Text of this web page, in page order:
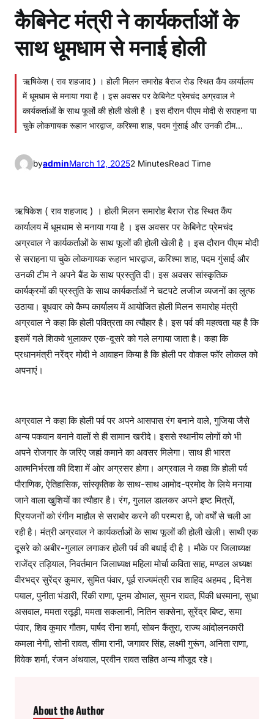
कैबिनेट मंत्री ने कार्यकर्ताओं के
साथ धूमधाम से मनाई होली
ऋषिकेश ( राव शहजाद ) । होली मिलन समारोह बैराज रोड स्थित कैंप कार्यालय
में धूमधाम से मनाया गया है । इस अवसर पर केबिनेट प्रेमचंद अग्रवाल ने
कार्यकर्ताओं के साथ फूलों की होली खेली है । इस दौरान पीएम मोदी से सराहना पा
चुके लोकगायक रूहान भारद्वाज, करिश्मा शाह, पदम गुंसाई और उनकी टीम…
byadminMarch 12, 20252 MinutesRead Time
ऋषिकेश ( राव शहजाद ) । होली मिलन समारोह बैराज रोड स्थित कैंप
कार्यालय में धूमधाम से मनाया गया है । इस अवसर पर केबिनेट प्रेमचंद
अग्रवाल ने कार्यकर्ताओं के साथ फूलों की होली खेली है । इस दौरान पीएम मोदी
से सराहना पा चुके लोकगायक रूहान भारद्वाज, करिश्मा शाह, पदम गुंसाई और
उनकी टीम ने अपने बैंड के साथ प्रस्तुति दी। इस अवसर सांस्कृतिक
कार्यक्रमों की प्रस्तुति के साथ कार्यकर्ताओं ने चटपटे लजीज व्यजनों का लुत्फ
उठाया। बुधवार को कैम्प कार्यालय में आयोजित होली मिलन समारोह मंत्री
अग्रवाल ने कहा कि होली पवित्रता का त्यौहार है। इस पर्व की महत्वता यह है कि
इसमें गले शिकवे भुलाकर एक-दूसरे को गले लगाया जाता है। कहा कि
प्रधानमंत्री नरेंद्र मोदी ने आवाहन किया है कि होली पर वोकल फॉर लोकल को
अपनाएं।
अग्रवाल ने कहा कि होली पर्व पर अपने आसपास रंग बनाने वाले, गुजिया जैसे
अन्य पकवान बनाने वालों से ही सामान खरीदे। इससे स्थानीय लोगों को भी
अपने रोजगार के जरिए जहां कमाने का अवसर मिलेगा। साथ ही भारत
आत्मनिर्भरता की दिशा में ओर अग्रसर होगा। अग्रवाल ने कहा कि होली पर्व
पौराणिक, ऐतिहासिक, सांस्कृतिक के साथ-साथ आमोद-प्रमोद के लिये मनाया
जाने वाला खुशियों का त्यौहार है। रंग, गुलाल डालकर अपने इष्ट मित्रों,
प्रियजनों को रंगीन माहौल से सराबोर करने की परम्परा है, जो वर्षों से चली आ
रही है। मंत्री अग्रवाल ने कार्यकर्ताओं के साथ फूलों की होली खेली। साथी एक
दूसरे को अबीर-गुलाल लगाकर होली पर्व की बधाई दी है । मौके पर जिलाध्यक्ष
राजेंद्र तड़ियाल, निवर्तमान जिलाध्यक्ष महिला मोर्चा कविता साह, मण्डल अध्यक्ष
वीरभद्र सुरेंद्र कुमार, सुमित पंवार, पूर्व राज्यमंत्री राव शाहिद अहमद , दिनेश
पयाल, पुनीता भंडारी, रिंकी राणा, पूनम डोभाल, सुमन रावत, पिंकी धस्माना, सुधा
असवाल, ममता रतूड़ी, ममता सकलानी, नितिन सक्सेना, सुरेंद्र बिष्ट, समा
पंवार, शिव कुमार गौतम, पार्षद रीना शर्मा, सोबन कैंतुरा, राज्य आंदोलनकारी
कमला नेगी, सोनी रावत, सीमा रानी, जगावर सिंह, लक्ष्मी गुरूंग, अनिता राणा,
विवेक शर्मा, रंजन अंथवाल, प्रवीन रावत सहित अन्य मौजूद रहे।
About the Author